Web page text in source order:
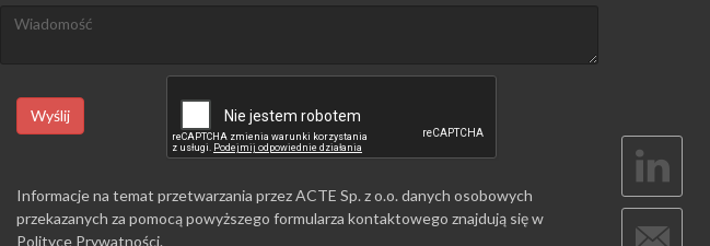
Wyślij
Informacje na temat przetwarzania przez ACTE Sp. z o.o. danych osobowych
przekazanych za pomocą powyższego formularza kontaktowego znajdują się w
Polityce Prywatności.